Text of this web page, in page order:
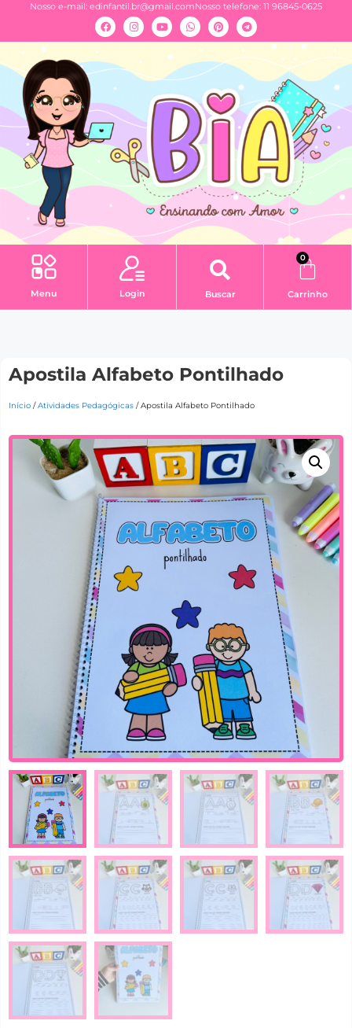
Nosso e-mail: edinfantil.br@gmail.comNosso telefone: 11 96845-0625
Menu Login Buscar
0
Carrinho
Apostila Alfabeto Pontilhado
Início /Atividades Pedagógicas / Apostila Alfabeto Pontilhado